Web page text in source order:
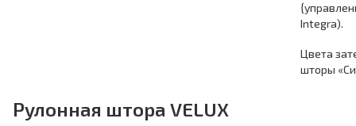
Integra).
Цвета
шторы
Рулонная штора VELUX